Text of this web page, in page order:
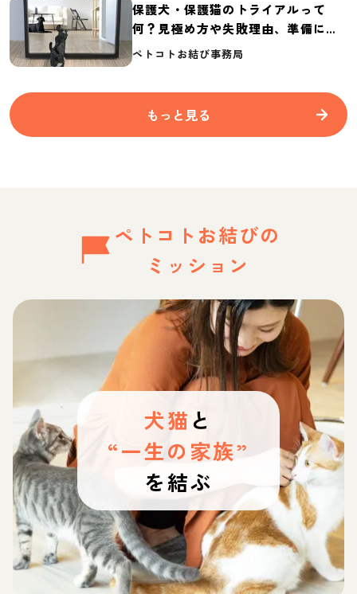
保護犬・保護猫のトライアルって
何？見極め方や失敗理由、準備に必
要なものを紹介
ペトコトお結び事務局
もっと見る
ペトコトお結びの
ミッション
犬猫 と
“一生の家族”
を結ぶ